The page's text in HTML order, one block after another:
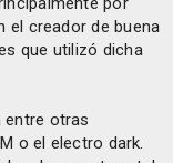
el creador de buena
que utilizó dicha
entre otras
o el electro dark.